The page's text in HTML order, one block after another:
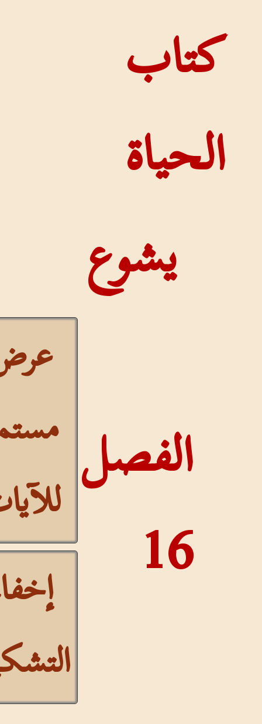
يشوع
الفصل
16
عرض
مستمر
للآيات
إخفاء
التشكيل